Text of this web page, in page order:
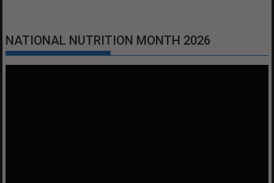
NATIONAL NUTRITION MONTH 2026